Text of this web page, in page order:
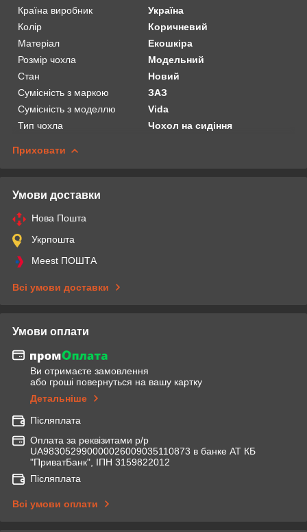
Країна виробник
Україна
Колір
Коричневий
Матеріал
Екошкіра
Розмір чохла
Модельний
Стан
Новий
Сумісність з маркою
ЗАЗ
Сумісність з моделлю
Vida
Тип чохла
Чохол на сидіння
Приховати
Умови доставки
Нова Пошта
Укрпошта
Meest ПОШТА
Всі умови доставки
Умови оплати
Ви отримаєте замовлення
або гроші повернуться на вашу картку
Детальніше
Післяплата
Оплата за реквізитами р/р
UA983052990000026009035110873 в банке АТ КБ
"ПриватБанк", ІПН 3159822012
Післяплата
Всі умови оплати